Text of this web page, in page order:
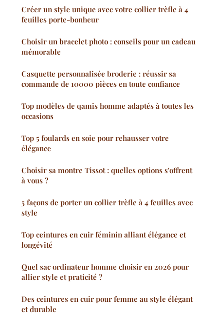
Créer un style unique avec votre collier trèfle à 4
feuilles porte-bonheur
Choisir un bracelet photo : conseils pour un cadeau
mémorable
Casquette personnalisée broderie : réussir sa
commande de 10000 pièces en toute confiance
Top modèles de qamis homme adaptés à toutes les
occasions
Top 5 foulards en soie pour rehausser votre
élégance
Choisir sa montre Tissot : quelles options s'offrent
à vous ?
5 façons de porter un collier trèfle à 4 feuilles avec
style
Top ceintures en cuir féminin alliant élégance et
longévité
Quel sac ordinateur homme choisir en 2026 pour
allier style et praticité ?
Des ceintures en cuir pour femme au style élégant
et durable